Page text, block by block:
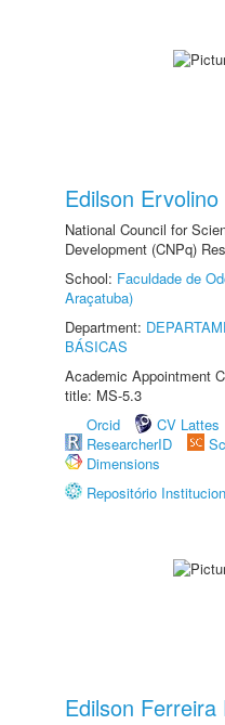
Edilson Ervolino
National Council for
Development (CNPq)
School: Faculdade de
Araçatuba)
Department:
BÁSICAS
Academic Appointment
title: MS-5.3
Orcid
CV Lattes
ResearcherID
Dimensions
Repositório
Edilson Ferreira